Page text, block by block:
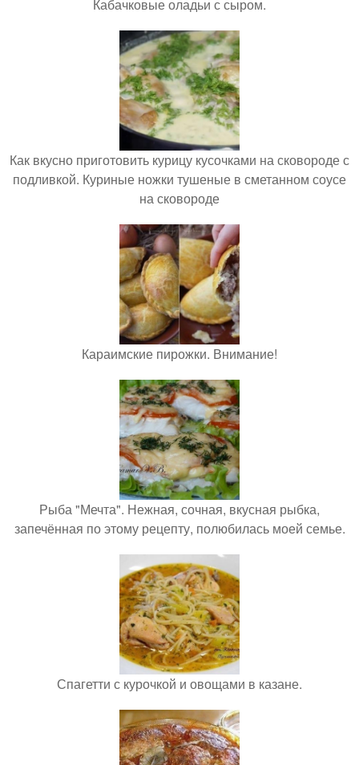
Кабачковые оладьи с сыром.
Как вкусно приготовить курицу кусочками на сковороде с
подливкой. Куриные ножки тушеные в сметанном соусе
на сковороде
Караимские пирожки. Внимание!
Рыба "Мечта". Нежная, сочная, вкусная рыбка,
запечённая по этому рецепту, полюбилась моей семье.
Спагетти с курочкой и овощами в казане.